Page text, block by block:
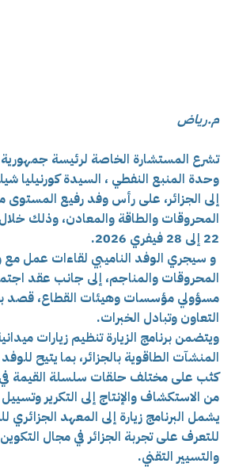
م.رياض
تشرع المستشارة الخاصة لرئيسة جمهورية
وحدة المنبع النفطي ، السيدة كورنيليا
إلى الجزائر، على رأس وفد رفيع
المحروقات والطاقة والمعادن، وذلك
22 إلى 28 فيفري 2026.
و سيجري الوفد الناميبي لقاءات عمل مع
المحروقات والمناجم، إلى جانب عقد
مسؤولي مؤسسات وهيئات القطاع، قصد
التعاون وتبادل الخبرات.
ويتضمن برنامج الزيارة تنظيم زيارات
المنشآت الطاقوية بالجزائر، بما يتيح
كثب على مختلف حلقات سلسلة القيمة
من الاستكشاف والإنتاج إلى التكرير وتسييل
للتعرف على تجربة الجزائر في مجال
والتسيير التقني.